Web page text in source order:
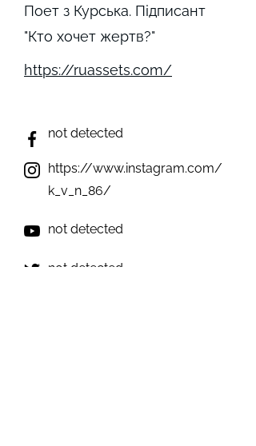
Поет з Курська. Підписант
"Кто хочет жертв?"
https://ruassets.com/
not detected
https://www.instagram.com/
k_v_n_86/
not detected
not detected